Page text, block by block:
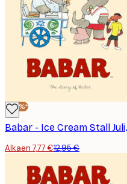
lastenkirjahahmoista.
-40%*
Alkaen 7,77 €12,95 €